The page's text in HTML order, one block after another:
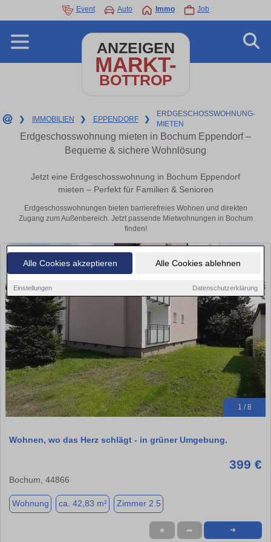
Alle Cookies akzeptieren Alle Cookies ablehnen
Einstellungen Datenschutzerklärung
Event Auto Immo Job
ANZEIGEN
MARKT-
BOTTROP
❯ IMMOBILIEN ❯ EPPENDORF ❯
ERDGESCHOSSWOHNUNG-
MIETEN
Erdgeschosswohnung mieten in Bochum Eppendorf –
Bequeme & sichere Wohnlösung
Jetzt eine Erdgeschosswohnung in Bochum Eppendorf
mieten – Perfekt für Familien & Senioren
Erdgeschosswohnungen bieten barrierefreies Wohnen und direkten
Zugang zum Außenbereich. Jetzt passende Mietwohnungen in Bochum
finden!
1 / 8
Wohnen, wo das Herz schlägt - in grüner Umgebung.
399 €
Bochum, 44866
Wohnung ca. 42,83 m² Zimmer 2.5
★ ➦ ➜